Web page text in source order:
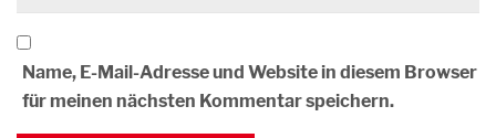
Name, E-Mail-Adresse und Website in diesem Browser
für meinen nächsten Kommentar speichern.